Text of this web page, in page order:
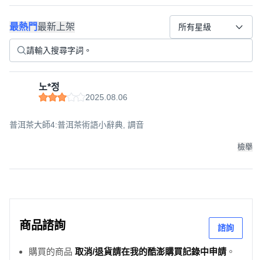
最熱門最新上架 所有星級
노*정
2025.08.06
普洱茶大師4:普洱茶術語小辭典, 調音
檢舉
商品諮詢 諮詢
購買的商品 取消/退貨請在我的酷澎購買記錄中申請 。